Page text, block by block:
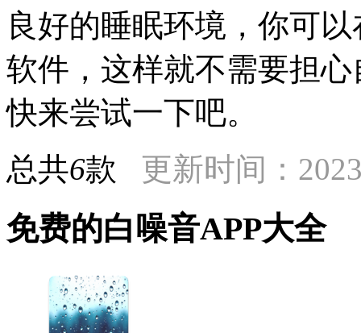
良好的睡眠环境，你可
软件，这样就不需要担
快来尝试一下吧。
总共6款 更新时间：
免费的白噪音APP大全